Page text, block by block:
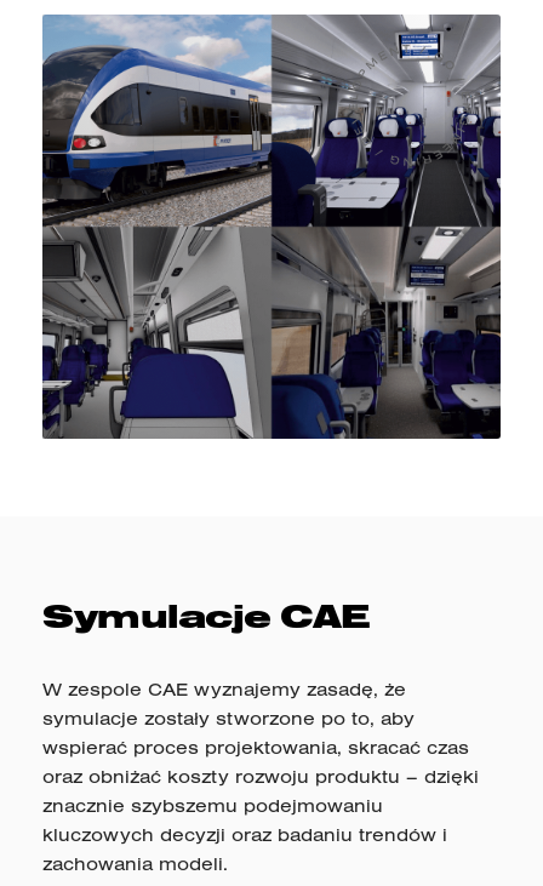
Symulacje CAE
W zespole CAE wyznajemy zasadę, że
symulacje zostały stworzone po to, aby
wspierać proces projektowania, skracać czas
oraz obniżać koszty rozwoju produktu – dzięki
znacznie szybszemu podejmowaniu
kluczowych decyzji oraz badaniu trendów i
zachowania modeli.